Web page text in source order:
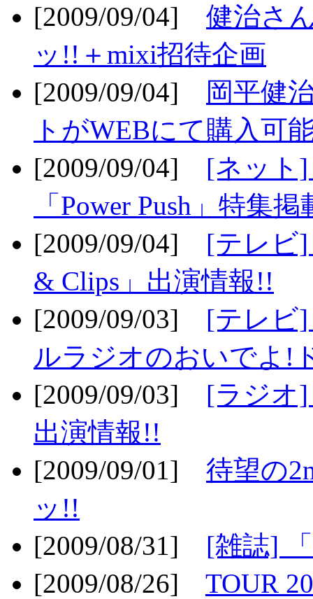
[2009/09/04] 健治さ
ッ!!＋mixi招待企画
[2009/09/04]
岡平健
トがWEBにて購入可
[2009/09/04] [ネット]
「Power Push」特集
[2009/09/04] [テレビ]
& Clips」出演情報!!
[2009/09/03] [テレビ
ルラジオのおいでよ!
[2009/09/03] [ラジオ]
出演情報!!
[2009/09/01] 待望の
ッ!!
[2009/08/31] [雑誌]
[2009/08/26] TOUR